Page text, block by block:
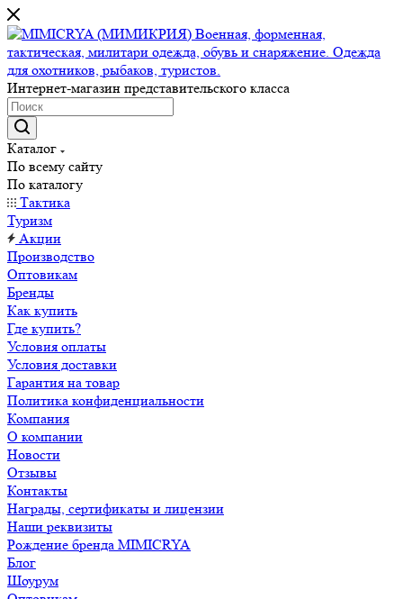
Интернет-магазин представительского класса
Каталог
По всему сайту
По каталогу
Тактика
Туризм
Акции
Производство
Оптовикам
Бренды
Как купить
Где купить?
Условия оплаты
Условия доставки
Гарантия на товар
Политика конфиденциальности
Компания
О компании
Новости
Отзывы
Контакты
Награды, сертификаты и лицензии
Наши реквизиты
Рождение бренда MIMICRYA
Блог
Шоурум